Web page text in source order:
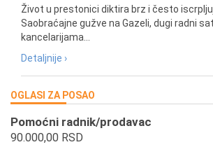
Život u prestonici diktira brz i često
Saobraćajne gužve na Gazeli, dugi radni
kancelarijama...
Detaljnije ›
OGLASI ZA POSAO
Pomoćni radnik/prodavac
90.000,00 RSD